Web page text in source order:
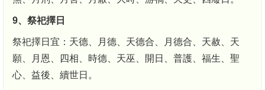
9、祭祀擇日
祭祀擇日宜：天德、月德、天德合、月德合、天赦、天
願、月恩、四相、時德、天巫、開日、普護、福生、聖
心、益後、續世日。